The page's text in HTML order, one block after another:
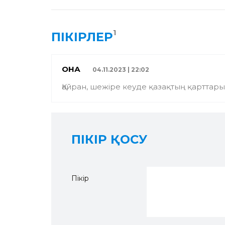
ПІКІРЛЕР1
ҚОНАҚ 04.11.2023 | 22:02
Қайран, шежіре кеуде қазақтың
ПІКІР ҚОСУ
Пікір